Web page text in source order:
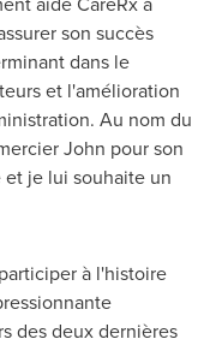
son succès
dans le
et l'amélioration
Au nom du
John pour son
je lui souhaite un
à l'histoire
des deux dernières